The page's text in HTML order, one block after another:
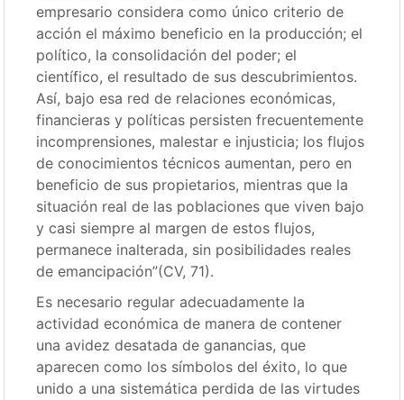
empresario considera como único criterio de
acción el máximo beneficio en la producción; el
político, la consolidación del poder; el
científico, el resultado de sus descubrimientos.
Así, bajo esa red de relaciones económicas,
financieras y políticas persisten frecuentemente
incomprensiones, malestar e injusticia; los flujos
de conocimientos técnicos aumentan, pero en
beneficio de sus propietarios, mientras que la
situación real de las poblaciones que viven bajo
y casi siempre al margen de estos flujos,
permanece inalterada, sin posibilidades reales
de emancipación”(CV, 71).
Es necesario regular adecuadamente la
actividad económica de manera de contener
una avidez desatada de ganancias, que
aparecen como los símbolos del éxito, lo que
unido a una sistemática perdida de las virtudes